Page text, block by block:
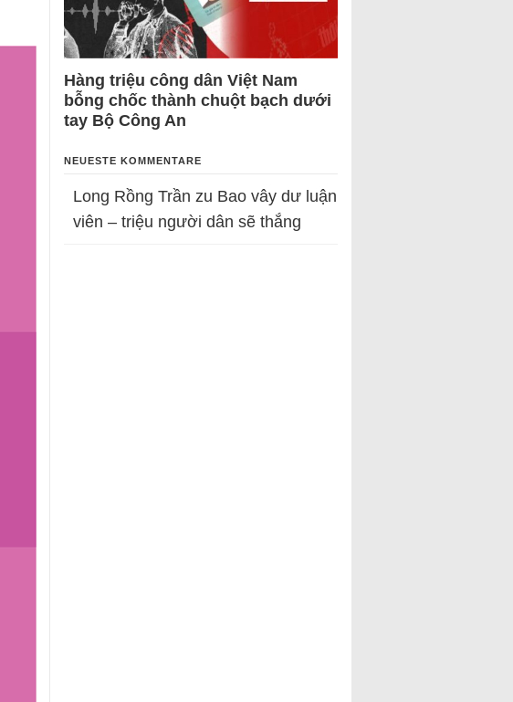
Hàng triệu công dân Việt Nam
bỗng chốc thành chuột bạch dưới
tay Bộ Công An
NEUESTE KOMMENTARE
Long Rồng Trần zu Bao vây dư luận
viên – triệu người dân sẽ thắng